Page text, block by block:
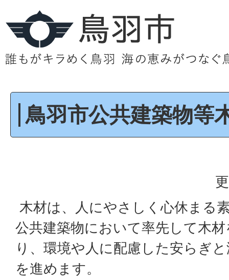
鳥羽市公共建築物等
木材は、人にやさしく心休まる
公共建築物において率先して木
り、環境や人に配慮した安らぎ
を進めます。